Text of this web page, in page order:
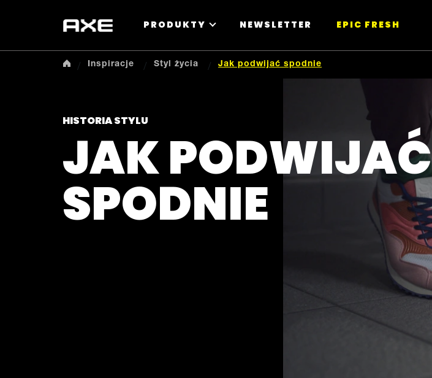
PRODUKTY NEWSLETTER EPIC FRESH
Inspiracje Styl życia Jak podwijać spodnie
HISTORIA STYLU
JAK PODWIJAĆ
SPODNIE